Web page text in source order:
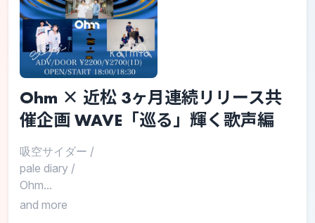
Ohm × 近松 3ヶ月連続リリース共
催企画 WAVE「巡る」輝く歌声編
吸空サイダー /
pale diary /
Ohm...
and more